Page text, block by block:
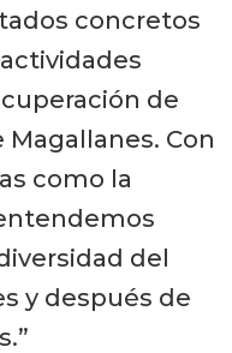
concretos
de
Con
como la
del
y después de